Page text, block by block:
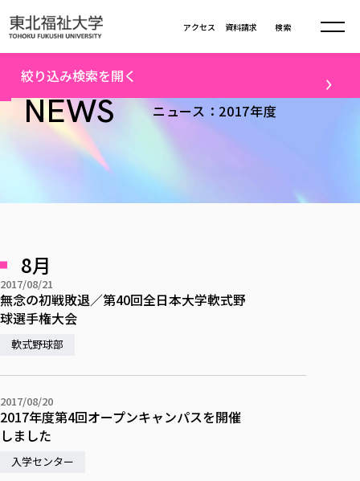
資料請求
アクセス 検索
建学の精神・教育の理念
学長室の窓
教育方針
各種方針
大学の概要
大学の歩み
学生・教職員・卒業生数
学則
寄附の受け入れ
関連法人
教職員募集
大学の取り組み
大学の取り組み
社会連携・研究
カリキュラム編成ガイドライン
本学のシラバスについて
一般事業主行動計画
公的資金等の不正使用の防止に関する基本方針
研究活動における不正行為の防止等に関する対応
情報公開
情報公開
ガバナンス・コード
中期事業計画
事業計画／財務・事業報告
大学評価
学部・大学院
学部・大学院TOP
総合福祉学部
社会福祉学科
福祉心理学科
福祉行政学科
共生まちづくり学部
共生まちづくり学部
共生まちづくり学科
教育学部
教育学部
教育学科
保健看護学科
リハビリテーション学科
医療経営管理学科
産業福祉マネジメント学科
入学試験
進学相談会
オープンキャンパス
進路・就職 TOP
就職状況
東北福祉大学のキャリアサポート
採用ご担当者様へ
課外活動
文化会・文化系サークル紹介
国際交流
交換留学生 Exchange students
社会連携・研究
生涯教育・キャリア教育
NEWS ニュース：2017年度
絞り込み検索を開く
テーマ
すべて
配信対象
保護者向け
8月
2017/08/21
無念の初戦敗退／第40回全日本大学軟式野
球選手権大会
軟式野球部
2017/08/20
2017年度第4回オープンキャンパスを開催
しました
入学センター